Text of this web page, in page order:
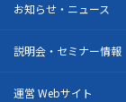
お知らせ・ニュース
説明会・セミナー情報
運営 Webサイト